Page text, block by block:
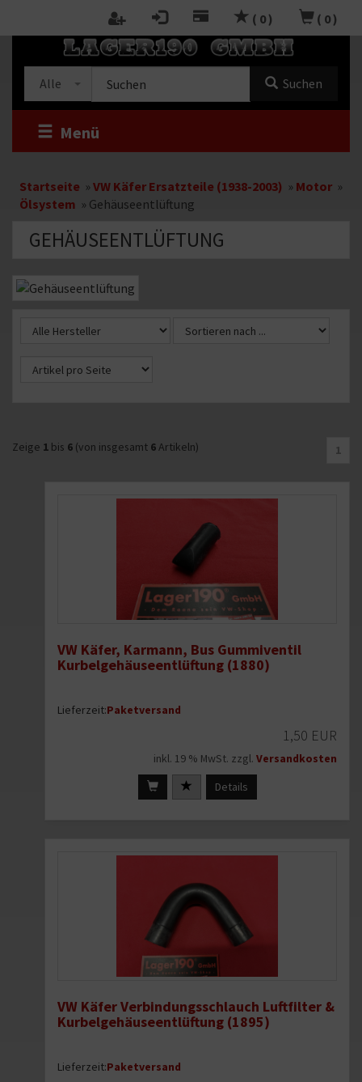
( 0 ) ( 0 )
Alle
Shop
Suchen
Menü
Startseite » VW Käfer Ersatzteile (1938-2003) » Motor »
Ölsystem » Gehäuseentlüftung
GEHÄUSEENTLÜFTUNG
Kategoriebeschreibung
Zeige 1 bis 6 (von insgesamt 6Artikeln) 1
VW Käfer, Karmann, Bus Gummiventil
Kurbelgehäuseentlüftung (1880)
Lieferzeit:Paketversand
1,50 EUR
inkl. 19 % MwSt. zzgl. Versandkosten
Details
VW Käfer Verbindungsschlauch Luftfilter &
Kurbelgehäuseentlüftung (1895)
Lieferzeit:Paketversand